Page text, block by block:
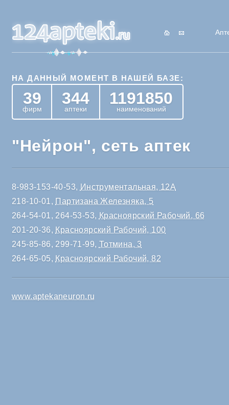
НА ДАННЫЙ МОМЕНТ В НАШЕЙ БАЗЕ:
39
фирм
344
аптеки
1191850
наименований
"Нейрон", сеть аптек
8-983-153-40-53, Инструментальная, 12А
218-10-01, Партизана Железняка, 5
264-54-01, 264-53-53, Красноярский Рабочий, 66
201-20-36, Красноярский Рабочий, 100
245-85-86, 299-71-99, Тотмина, 3
264-65-05, Красноярский Рабочий, 82
www.aptekaneuron.ru